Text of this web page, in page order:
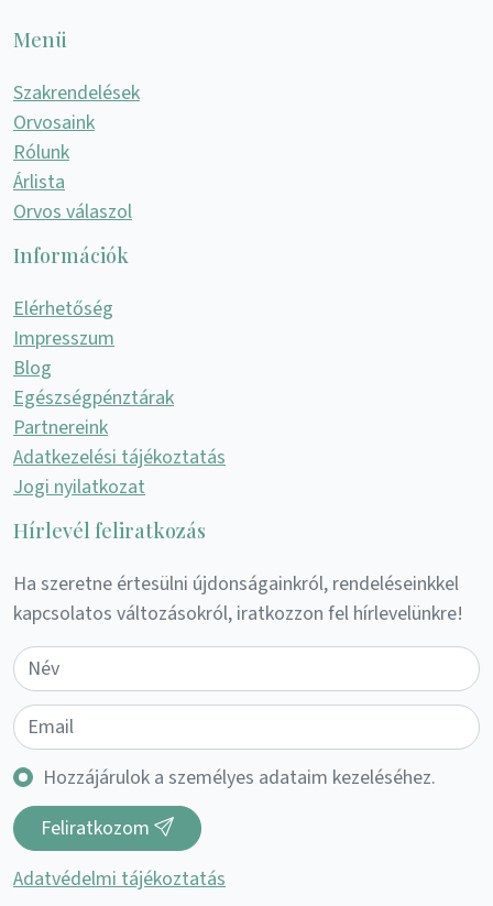
Menü
Szakrendelések
Orvosaink
Rólunk
Árlista
Orvos válaszol
Információk
Elérhetőség
Impresszum
Blog
Egészségpénztárak
Partnereink
Adatkezelési tájékoztatás
Jogi nyilatkozat
Hírlevél feliratkozás
Ha szeretne értesülni újdonságainkról, rendeléseinkkel
kapcsolatos változásokról, iratkozzon fel hírlevelünkre!
Hozzájárulok a személyes adataim kezeléséhez.
Feliratkozom
Adatvédelmi tájékoztatás